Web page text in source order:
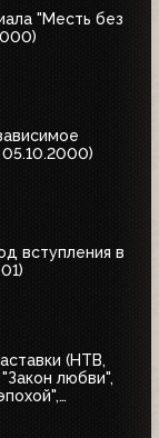
"Месть без
вступления в
(НТВ,
любви",